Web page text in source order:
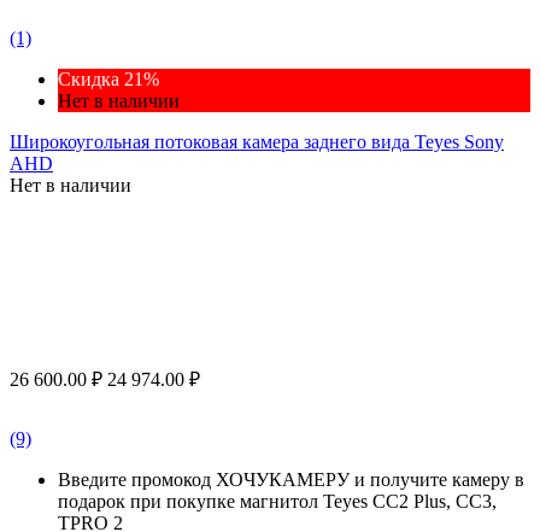
(1)
Скидка 21%
Нет в наличии
Широкоугольная потоковая камера заднего вида Teyes Sony
AHD
Нет в наличии
26 600.00 ₽ 24 974.00 ₽
(9)
Введите промокод ХОЧУКАМЕРУ и получите камеру в
подарок при покупке магнитол Teyes CC2 Plus, CC3,
TPRO 2